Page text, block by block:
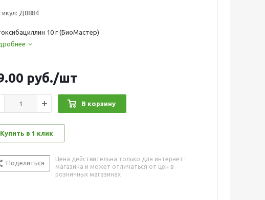
Д8884
10 г (БиоМастер)
руб./шт
В корзину
Купить в 1 клик
Поделиться
Цена действительна только для интернет-
магазина и может отличаться от цен в
розничных магазинах